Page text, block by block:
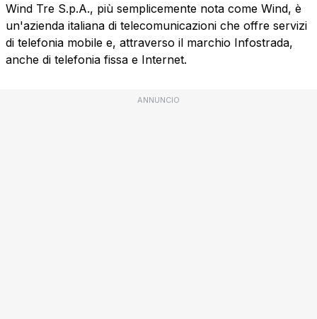
Wind Tre S.p.A., più semplicemente nota come Wind, è
un'azienda italiana di telecomunicazioni che offre servizi
di telefonia mobile e, attraverso il marchio Infostrada,
anche di telefonia fissa e Internet.
ANNUNCIO